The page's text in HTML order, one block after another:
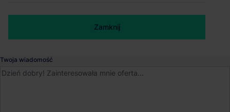
Dostępność
Zamknij
Twoja wiadomość
Zamknij